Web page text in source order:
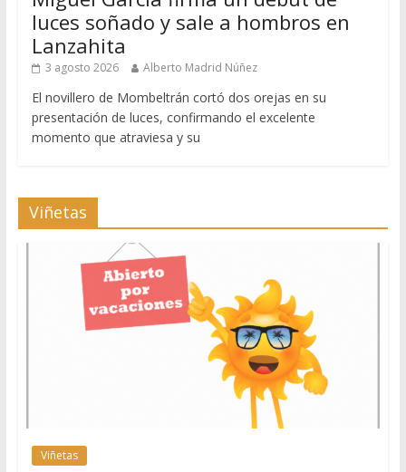
luces soñado y sale a hombros en
Lanzahita
3 agosto 2026 Alberto Madrid Núñez
El novillero de Mombeltrán cortó dos orejas en su
presentación de luces, confirmando el excelente
momento que atraviesa y su
Viñetas
Viñetas